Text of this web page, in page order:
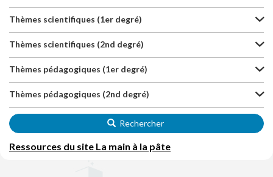
Thèmes scientifiques (1er degré)
Thèmes scientifiques (2nd degré)
Thèmes pédagogiques (1er degré)
Thèmes pédagogiques (2nd degré)
Rechercher
Ressources du site La main à la pâte